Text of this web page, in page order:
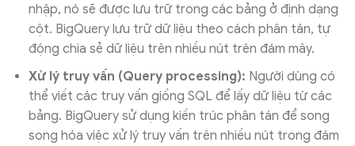
nhập, nó sẽ được lưu trữ trong các bảng ở định dạng
cột. BigQuery lưu trữ dữ liệu theo cách phân tán, tự
động chia sẻ dữ liệu trên nhiều nút trên đám mây.
Xử lý truy vấn (Query processing): Người dùng có
thể viết các truy vấn giống SQL để lấy dữ liệu từ các
bảng. BigQuery sử dụng kiến trúc phân tán để song
song hóa việc xử lý truy vấn trên nhiều nút trong đám